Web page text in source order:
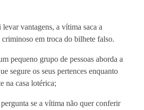
vantagens, a vítima saca a
criminoso em troca do bilhete falso.
pequeno grupo de pessoas aborda a
segure os seus pertences enquanto
na casa lotérica;
se a vítima não quer conferir